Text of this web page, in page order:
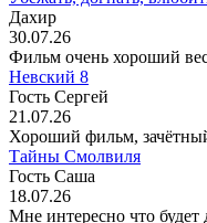
Дахир
30.07.26
Фильм очень хороший
Невский 8
Гость Сергей
21.07.26
Хороший фильм,
Тайны Смолвиля
Гость Саша
18.07.26
Мне интересно что